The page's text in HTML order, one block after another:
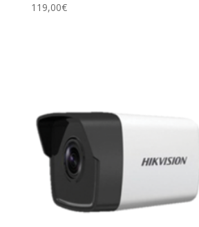
119,00€